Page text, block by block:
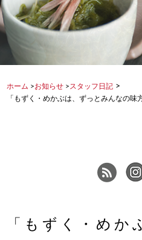
ホーム >お知らせ > スタッフ日記 >
「もずく・めかぶは、ずっとみんなの味
「もずく・めか